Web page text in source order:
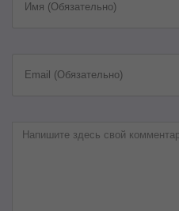
Имя (Обязательно)
Email (Обязательно)